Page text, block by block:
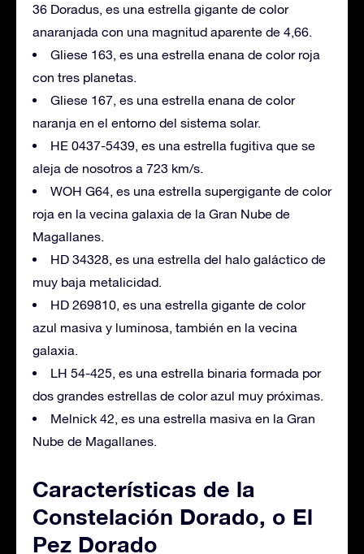
36 Doradus, es una estrella gigante de color
anaranjada con una magnitud aparente de 4,66.
Gliese 163, es una estrella enana de color roja
con tres planetas.
Gliese 167, es una estrella enana de color
naranja en el entorno del sistema solar.
HE 0437-5439, es una estrella fugitiva que se
aleja de nosotros a 723 km/s.
WOH G64, es una estrella supergigante de color
roja en la vecina galaxia de la Gran Nube de
Magallanes.
HD 34328, es una estrella del halo galáctico de
muy baja metalicidad.
HD 269810, es una estrella gigante de color
azul masiva y luminosa, también en la vecina
galaxia.
LH 54-425, es una estrella binaria formada por
dos grandes estrellas de color azul muy próximas.
Melnick 42, es una estrella masiva en la Gran
Nube de Magallanes.
Características de la
Constelación Dorado, o El
Pez Dorado